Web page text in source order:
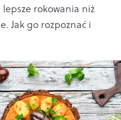
rokowania niż
Jak go rozpoznać i